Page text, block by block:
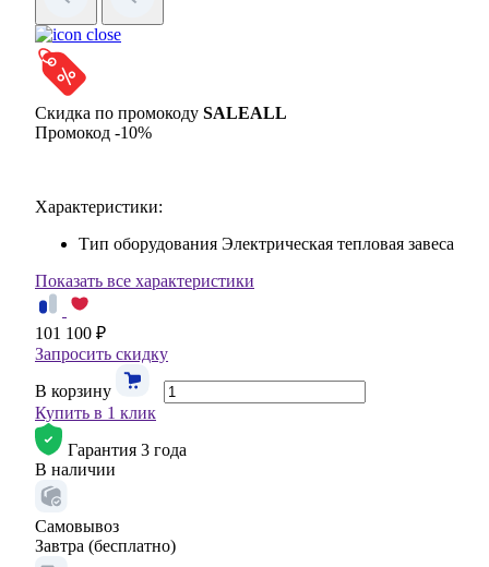
Скидка по промокоду SALEALL
Промокод -10%
Характеристики:
Тип оборудования Электрическая тепловая завеса
Показать все характеристики
101 100 ₽
Запросить скидку
В корзину
Купить в 1 клик
Гарантия 3 года
В наличии
Самовывоз
Завтра (бесплатно)